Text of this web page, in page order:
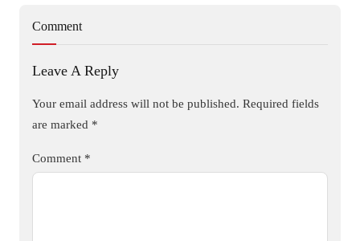
Comment
Leave A Reply
Your email address will not be published. Required fields
are marked *
Comment *